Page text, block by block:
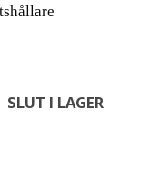
SLUT I LAGER